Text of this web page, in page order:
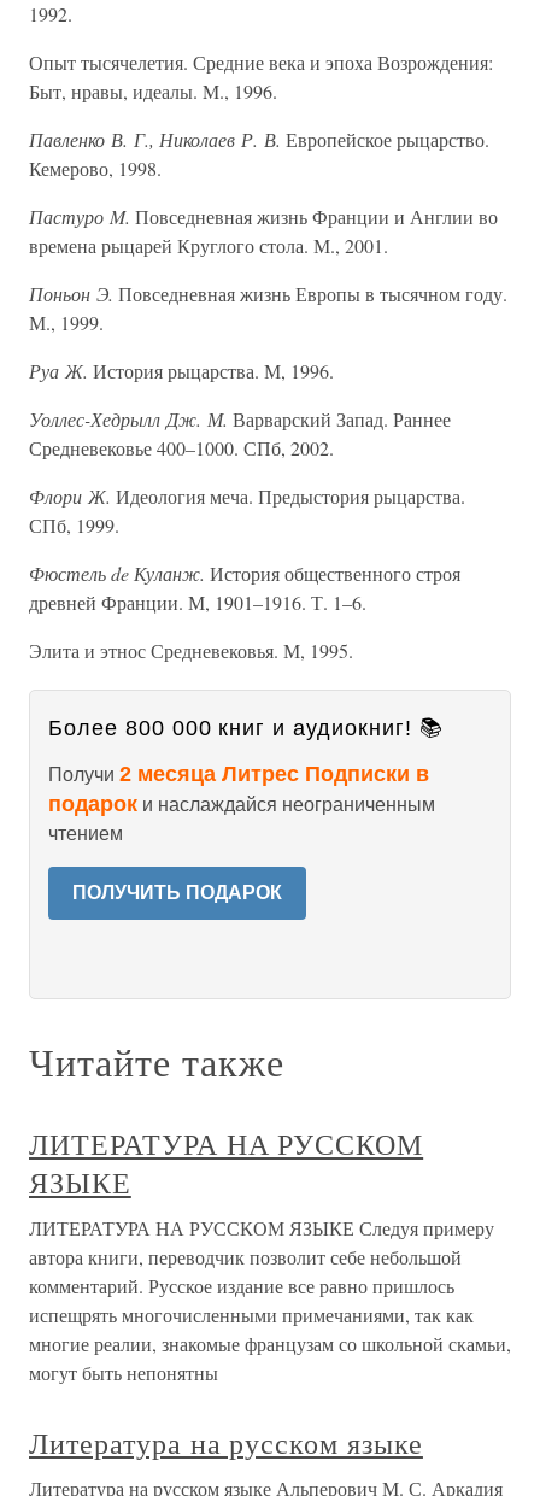
1992.
Опыт тысячелетия. Средние века и эпоха Возрождения:
Быт, нравы, идеалы. M., 1996.
Павленко В. Г., Николаев Р. В. Европейское рыцарство.
Кемерово, 1998.
Пастуро M. Повседневная жизнь Франции и Англии во
времена рыцарей Круглого стола. М., 2001.
Поньон Э. Повседневная жизнь Европы в тысячном году.
М., 1999.
Руа Ж. История рыцарства. М, 1996.
Уоллес-Хедрылл Дж. М. Варварский Запад. Раннее
Средневековье 400–1000. СПб, 2002.
Флори Ж. Идеология меча. Предыстория рыцарства.
СПб, 1999.
Фюстель de Куланж. История общественного строя
древней Франции. М, 1901–1916. Т. 1–6.
Элита и этнос Средневековья. М, 1995.
Более 800 000 книг и аудиокниг! 📚
Получи 2 месяца Литрес Подписки в
подарок и наслаждайся неограниченным
чтением
ПОЛУЧИТЬ ПОДАРОК
Читайте также
ЛИТЕРАТУРА НА РУССКОМ
ЯЗЫКЕ
ЛИТЕРАТУРА НА РУССКОМ ЯЗЫКЕ Следуя примеру
автора книги, переводчик позволит себе небольшой
комментарий. Русское издание все равно пришлось
испещрять многочисленными примечаниями, так как
многие реалии, знакомые французам со школьной скамьи,
могут быть непонятны
Литература на русском языке
Литература на русском языке Альперович М. С. Аркадия